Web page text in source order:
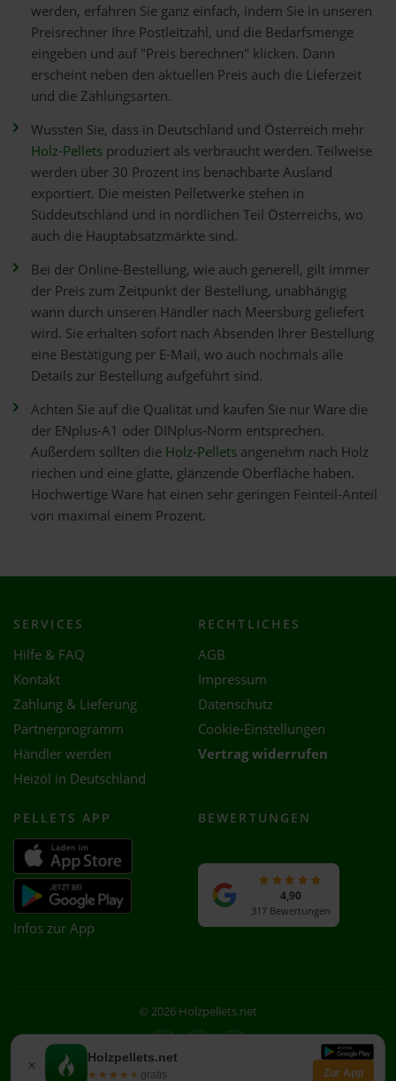
werden, erfahren Sie ganz einfach, indem Sie in unseren
Preisrechner Ihre Postleitzahl, und die Bedarfsmenge
eingeben und auf "Preis berechnen" klicken. Dann
erscheint neben den aktuellen Preis auch die Lieferzeit
und die Zahlungsarten.
Wussten Sie, dass in Deutschland und Österreich mehr
Holz-Pellets produziert als verbraucht werden. Teilweise
werden über 30 Prozent ins benachbarte Ausland
exportiert. Die meisten Pelletwerke stehen in
Süddeutschland und in nördlichen Teil Österreichs, wo
auch die Hauptabsatzmärkte sind.
Bei der Online-Bestellung, wie auch generell, gilt immer
der Preis zum Zeitpunkt der Bestellung, unabhängig
wann durch unseren Händler nach Meersburg geliefert
wird. Sie erhalten sofort nach Absenden Ihrer Bestellung
eine Bestätigung per E-Mail, wo auch nochmals alle
Details zur Bestellung aufgeführt sind.
Achten Sie auf die Qualität und kaufen Sie nur Ware die
der ENplus-A1 oder DINplus-Norm entsprechen.
Außerdem sollten die Holz-Pellets angenehm nach Holz
riechen und eine glatte, glänzende Oberfläche haben.
Hochwertige Ware hat einen sehr geringen Feinteil-Anteil
von maximal einem Prozent.
× Holzpellets.net
★★★★★
★★★★★ gratis Zur App
SERVICES
Hilfe & FAQ
Kontakt
Zahlung & Lieferung
Partnerprogramm
Händler werden
Heizöl in Deutschland
RECHTLICHES
AGB
Impressum
Datenschutz
Cookie-Einstellungen
Vertrag widerrufen
PELLETS APP
Infos zur App
BEWERTUNGEN
4,90
317 Bewertungen
© 2026 Holzpellets.net
Facebook